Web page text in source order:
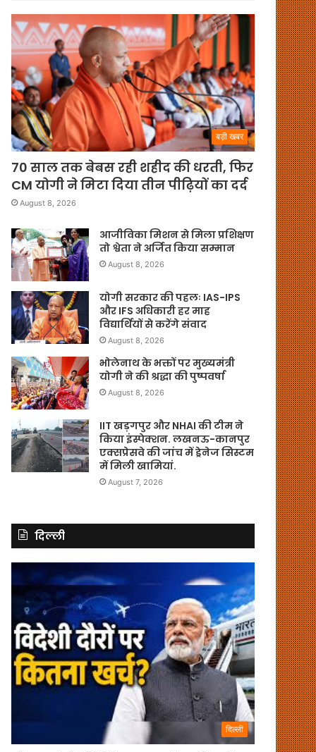
बड़ी खबर
70 साल तक बेबस रही शहीद की धरती, फिर
CM योगी ने मिटा दिया तीन पीढ़ियों का दर्द
August 8, 2026
आजीविका मिशन से मिला प्रशिक्षण
तो श्वेता ने अर्जित किया सम्मान
August 8, 2026
योगी सरकार की पहलः IAS-IPS
और IFS अधिकारी हर माह
विद्यार्थियों से करेंगे संवाद
August 8, 2026
भोलेनाथ के भक्तों पर मुख्यमंत्री
योगी ने की श्रद्धा की पुष्पवर्षा
August 8, 2026
IIT खड़गपुर और NHAI की टीम ने
किया इंस्पेक्शन. लखनऊ-कानपुर
एक्सप्रेसवे की जांच में ड्रेनेज सिस्टम
में मिली खामियां.
August 7, 2026
दिल्ली
दिल्ली